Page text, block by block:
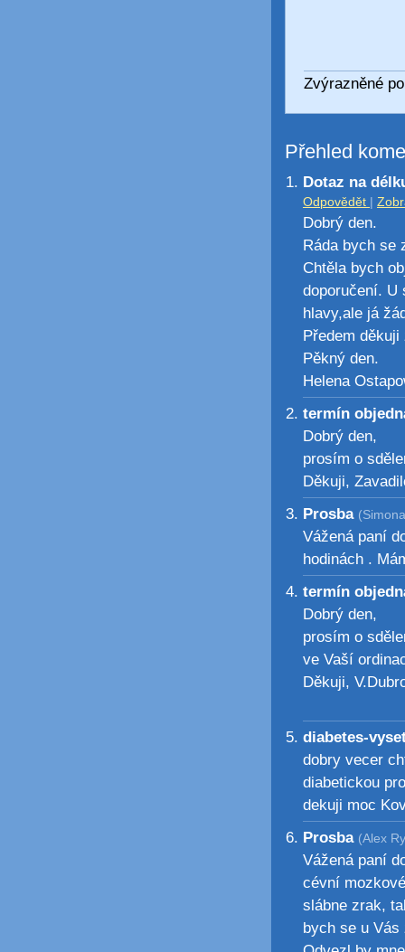
Zvýrazněné
Přehled
Dotaz na
Odpovědět |
Dobrý den.
Ráda bych se
Chtěla bych
doporučení. U
hlavy,ale já
Předem
Pěkný den.
Helena
termín
Dobrý den,
prosím o
Děkuji,
Prosba
Vážená paní
hodinách .
termín
Dobrý den,
prosím o
ve Vaší
Děkuji,
diabetes-
dobry vecer
diabetickou
dekuji moc
Prosba (Alex
Vážená paní
cévní
slábne zrak,
bych se u